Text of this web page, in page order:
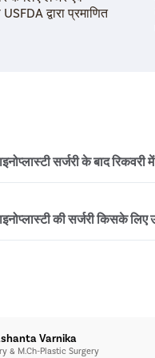
द्वारा प्रमाणित
सर्जरी के बाद
अधिकतर लोग 1-2 हफ्तों में
कम होने में 3-6 महीने का समय लग
की सर्जरी किसके
Varnika
& M.Ch-Plastic Surgery